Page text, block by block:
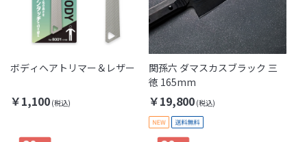
ボディヘアトリマー＆レザー
￥1,100
関孫六 ダマスカスブラック 三
徳 165mm
￥19,800